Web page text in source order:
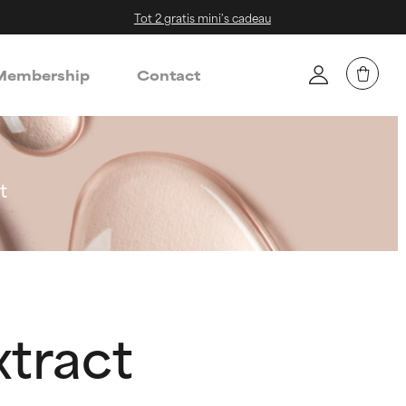
Tot 2 gratis mini's cadeau
Contact